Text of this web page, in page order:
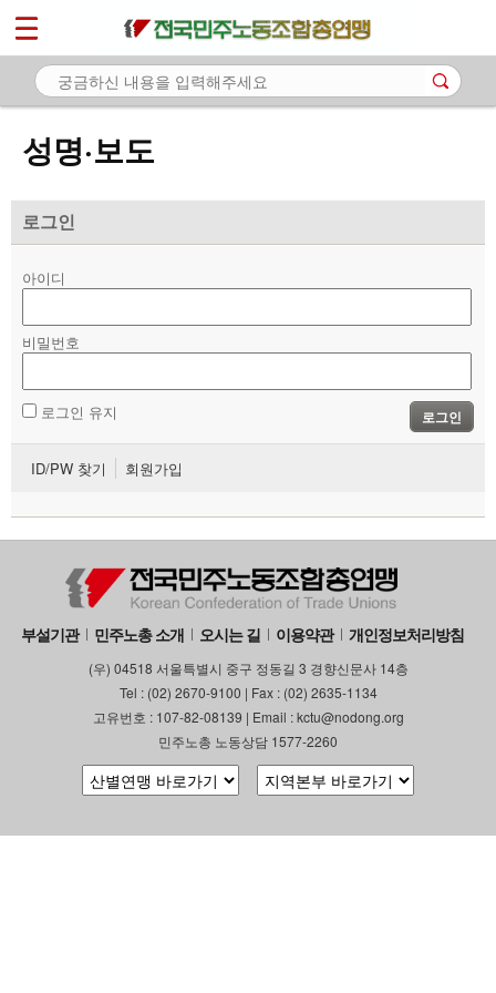
성명·보도
로그인
아이디
비밀번호
로그인 유지 로그인
ID/PW 찾기 회원가입
부설기관 민주노총 소개 오시는 길 이용약관 개인정보처리방침
(우) 04518 서울특별시 중구 정동길 3 경향신문사 14층
Tel : (02) 2670-9100 | Fax : (02) 2635-1134
고유번호 : 107-82-08139 | Email : kctu@nodong.org
민주노총 노동상담 1577-2260
마이페이지
소개
- 공지사항
- 성명·보도
자료
부설기관
업무